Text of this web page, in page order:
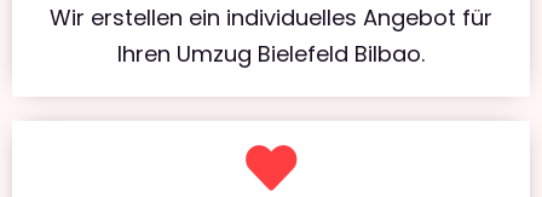
Wir erstellen ein individuelles Angebot für
Ihren Umzug Bielefeld Bilbao.